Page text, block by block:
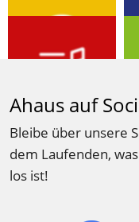
Ahaus auf
Bleibe über unsere
dem Laufenden,
los ist!